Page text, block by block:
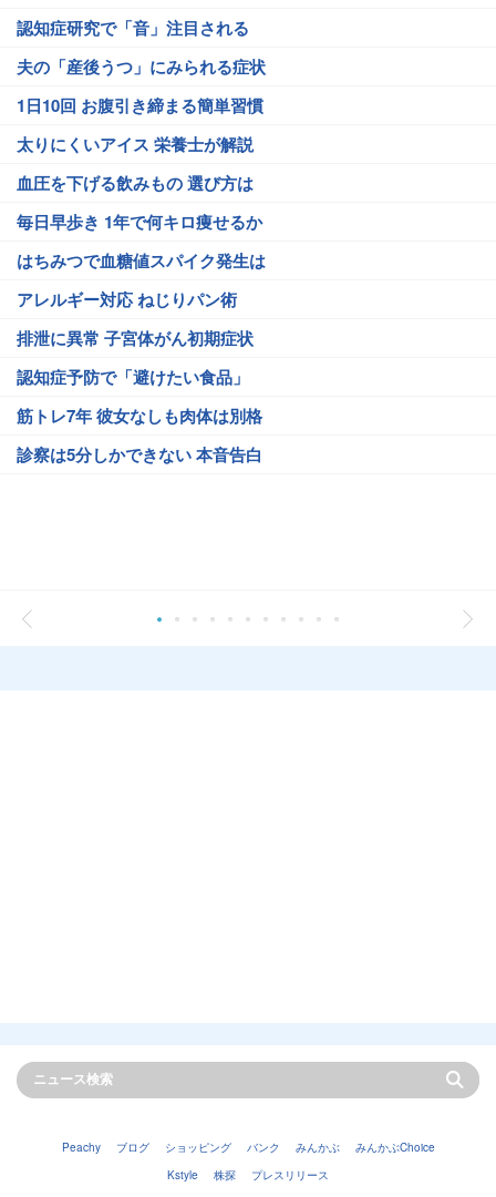
認知症研究で「音」注目される
夫の「産後うつ」にみられる症状
1日10回 お腹引き締まる簡単習慣
太りにくいアイス 栄養士が解説
血圧を下げる飲みもの 選び方は
毎日早歩き 1年で何キロ痩せるか
はちみつで血糖値スパイク発生は
アレルギー対応 ねじりパン術
排泄に異常 子宮体がん初期症状
認知症予防で「避けたい食品」
筋トレ7年 彼女なしも肉体は別格
診察は5分しかできない 本音告白
Peachy ブログ ショッピング バンク みんかぶ
みんかぶChoice
Kstyle
株探 プレスリリース